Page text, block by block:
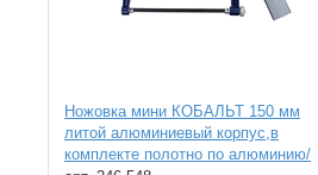
Ножовка мини КОБАЛЬТ 150 мм
литой алюминиевый корпус,в
комплекте полотно по алюминию/